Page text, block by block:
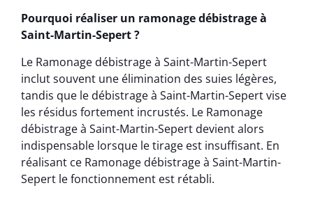
Pourquoi réaliser un ramonage débistrage à
Saint-Martin-Sepert ?
Le Ramonage débistrage à Saint-Martin-Sepert
inclut souvent une élimination des suies légères,
tandis que le débistrage à Saint-Martin-Sepert vise
les résidus fortement incrustés. Le Ramonage
débistrage à Saint-Martin-Sepert devient alors
indispensable lorsque le tirage est insuffisant. En
réalisant ce Ramonage débistrage à Saint-Martin-
Sepert le fonctionnement est rétabli.